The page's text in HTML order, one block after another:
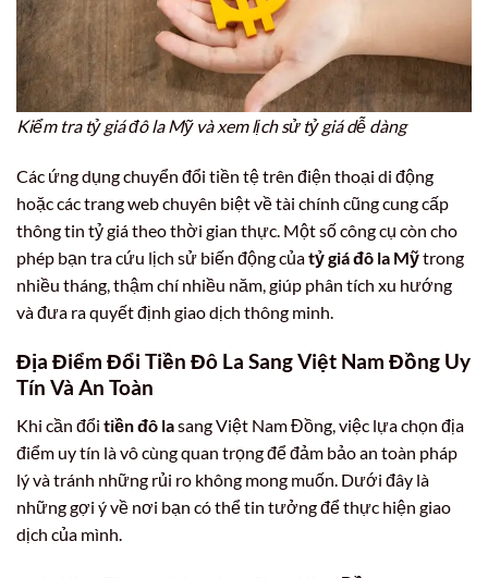
Kiểm tra tỷ giá đô la Mỹ và xem lịch sử tỷ giá dễ dàng
Các ứng dụng chuyển đổi tiền tệ trên điện thoại di động
hoặc các trang web chuyên biệt về tài chính cũng cung cấp
thông tin tỷ giá theo thời gian thực. Một số công cụ còn cho
phép bạn tra cứu lịch sử biến động củatỷ giá đô la Mỹtrong
nhiều tháng, thậm chí nhiều năm, giúp phân tích xu hướng
và đưa ra quyết định giao dịch thông minh.
Địa Điểm Đổi Tiền Đô La Sang Việt Nam Đồng Uy
Tín Và An Toàn
Khi cần đổi tiền đô lasang Việt Nam Đồng, việc lựa chọn địa
điểm uy tín là vô cùng quan trọng để đảm bảo an toàn pháp
lý và tránh những rủi ro không mong muốn. Dưới đây là
những gợi ý về nơi bạn có thể tin tưởng để thực hiện giao
dịch của mình.